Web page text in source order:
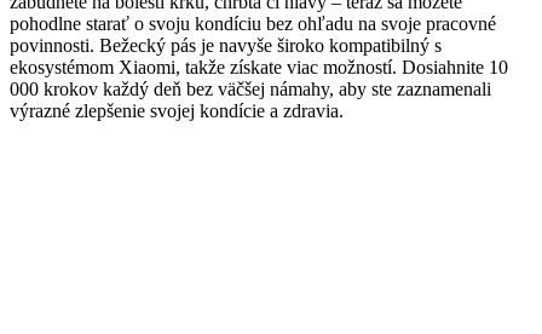
pohodlne starať o svoju kondíciu bez ohľadu na svoje pracovné
povinnosti. Bežecký pás je navyše široko kompatibilný s
ekosystémom Xiaomi, takže získate viac možností. Dosiahnite 10
000 krokov každý deň bez väčšej námahy, aby ste zaznamenali
výrazné zlepšenie svojej kondície a zdravia.